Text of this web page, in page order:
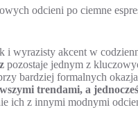
odcieni po ciemne
i wyrazisty akcent w
pozostaje jednym z
bardziej formalnych
trendami, a
ich z innymi modnymi